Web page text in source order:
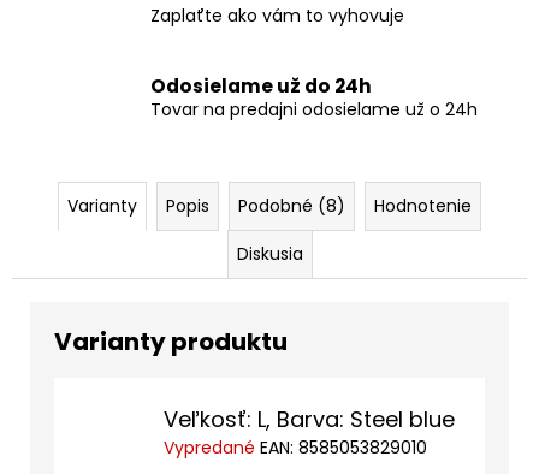
Zaplaťte ako vám to vyhovuje
Odosielame už do 24h
Tovar na predajni odosielame už o 24h
Varianty Popis Podobné (8)
Hodnotenie
Diskusia
Veľkosť: L, Barva: Steel blue
Vypredané EAN: 8585053829010